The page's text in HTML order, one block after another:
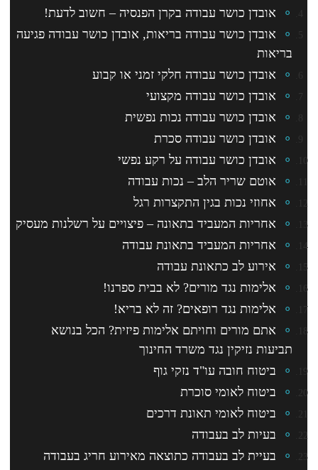
אובדן כושר עבודה בקרן הפנסיה – חשוב לדעת!
אובדן כושר עבודה בריאות, אובדן כושר עבודה פגיעה
בריאות
אובדן כושר עבודה חלקי זמני או קבוע
אובדן כושר עבודה מקצועי
אובדן כושר עבודה נכות נפשית
אובדן כושר עבודה סכרת
אובדן כושר עבודה על רקע נפשי
אוטם שריר הלב – נכות עבודה
אחוזי נכות בגין התקצרות רגל
אחריות המעביד בתאונה – פיצויים על רשלנות מעסיק
אחריות המעביד בתאונת עבודה
אירוע לב כתאונת עבודה
אלימות נגד מורים? לא בבית ספרנו!
אלימות נגד רופאים? זה לא בריא!
אתם מורים וחויתם אלימות פיזית? הכל בנושא
תביעות נזיקין נגד משרד החינוך
ביטוח חובה עו"ד נזקי גוף
ביטוח לאומי סוכרת
ביטוח לאומי תאונת דרכים
בעיות לב בעבודה
בעיית לב בעבודה כתוצאה מאירוע חריג בעבודה